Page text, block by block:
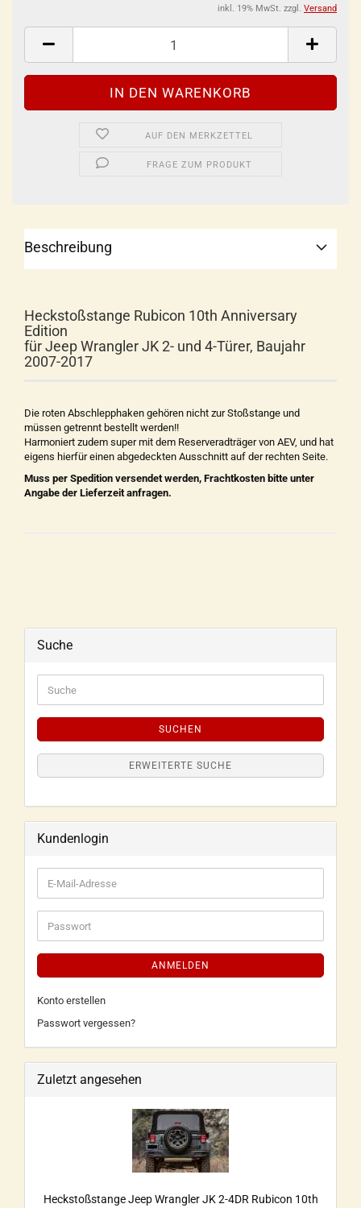
inkl. 19% MwSt. zzgl. Versand
AUF DEN MERKZETTEL
FRAGE ZUM PRODUKT
Beschreibung
Heckstoßstange Rubicon 10th Anniversary
Edition
für Jeep Wrangler JK 2- und 4-Türer, Baujahr
2007-2017
Die roten Abschlepphaken gehören nicht zur Stoßstange und
müssen getrennt bestellt werden!!
Harmoniert zudem super mit dem Reserveradträger von AEV, und hat
eigens hierfür einen abgedeckten Ausschnitt auf der rechten Seite.
Muss per Spedition versendet werden, Frachtkosten bitte unter
Angabe der Lieferzeit anfragen.
Suche
SUCHEN
ERWEITERTE SUCHE
Kundenlogin
ANMELDEN
Konto erstellen
Passwort vergessen?
Zuletzt angesehen
Heckstoßstange Jeep Wrangler JK 2-4DR Rubicon 10th